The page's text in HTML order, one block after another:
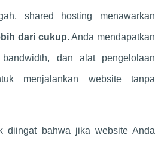
shared hosting menawarkan
dari cukup. Anda mendapatkan
dan alat pengelolaan
menjalankan website tanpa
diingat bahwa jika website Anda